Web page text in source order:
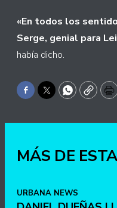
«En todos los
Serge, genial para
había dicho.
Facebook
Twitter Copy
MÁS DE
URBANA NEWS